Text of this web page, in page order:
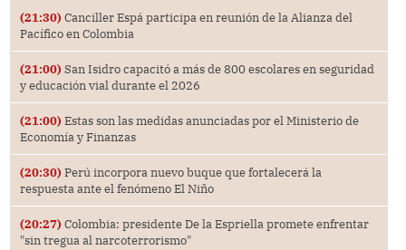
(21:30) Canciller Espá participa en reunión de la Alianza del
Pacífico en Colombia
(21:00) San Isidro capacitó a más de 800 escolares en seguridad
y educación vial durante el 2026
(21:00) Estas son las medidas anunciadas por el Ministerio de
Economía y Finanzas
(20:30) Perú incorpora nuevo buque que fortalecerá la
respuesta ante el fenómeno El Niño
(20:27) Colombia: presidente De la Espriella promete enfrentar
"sin tregua al narcoterrorismo"